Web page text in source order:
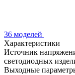
36 моделей
Характеристики
Источник
светодиодных
Выходные